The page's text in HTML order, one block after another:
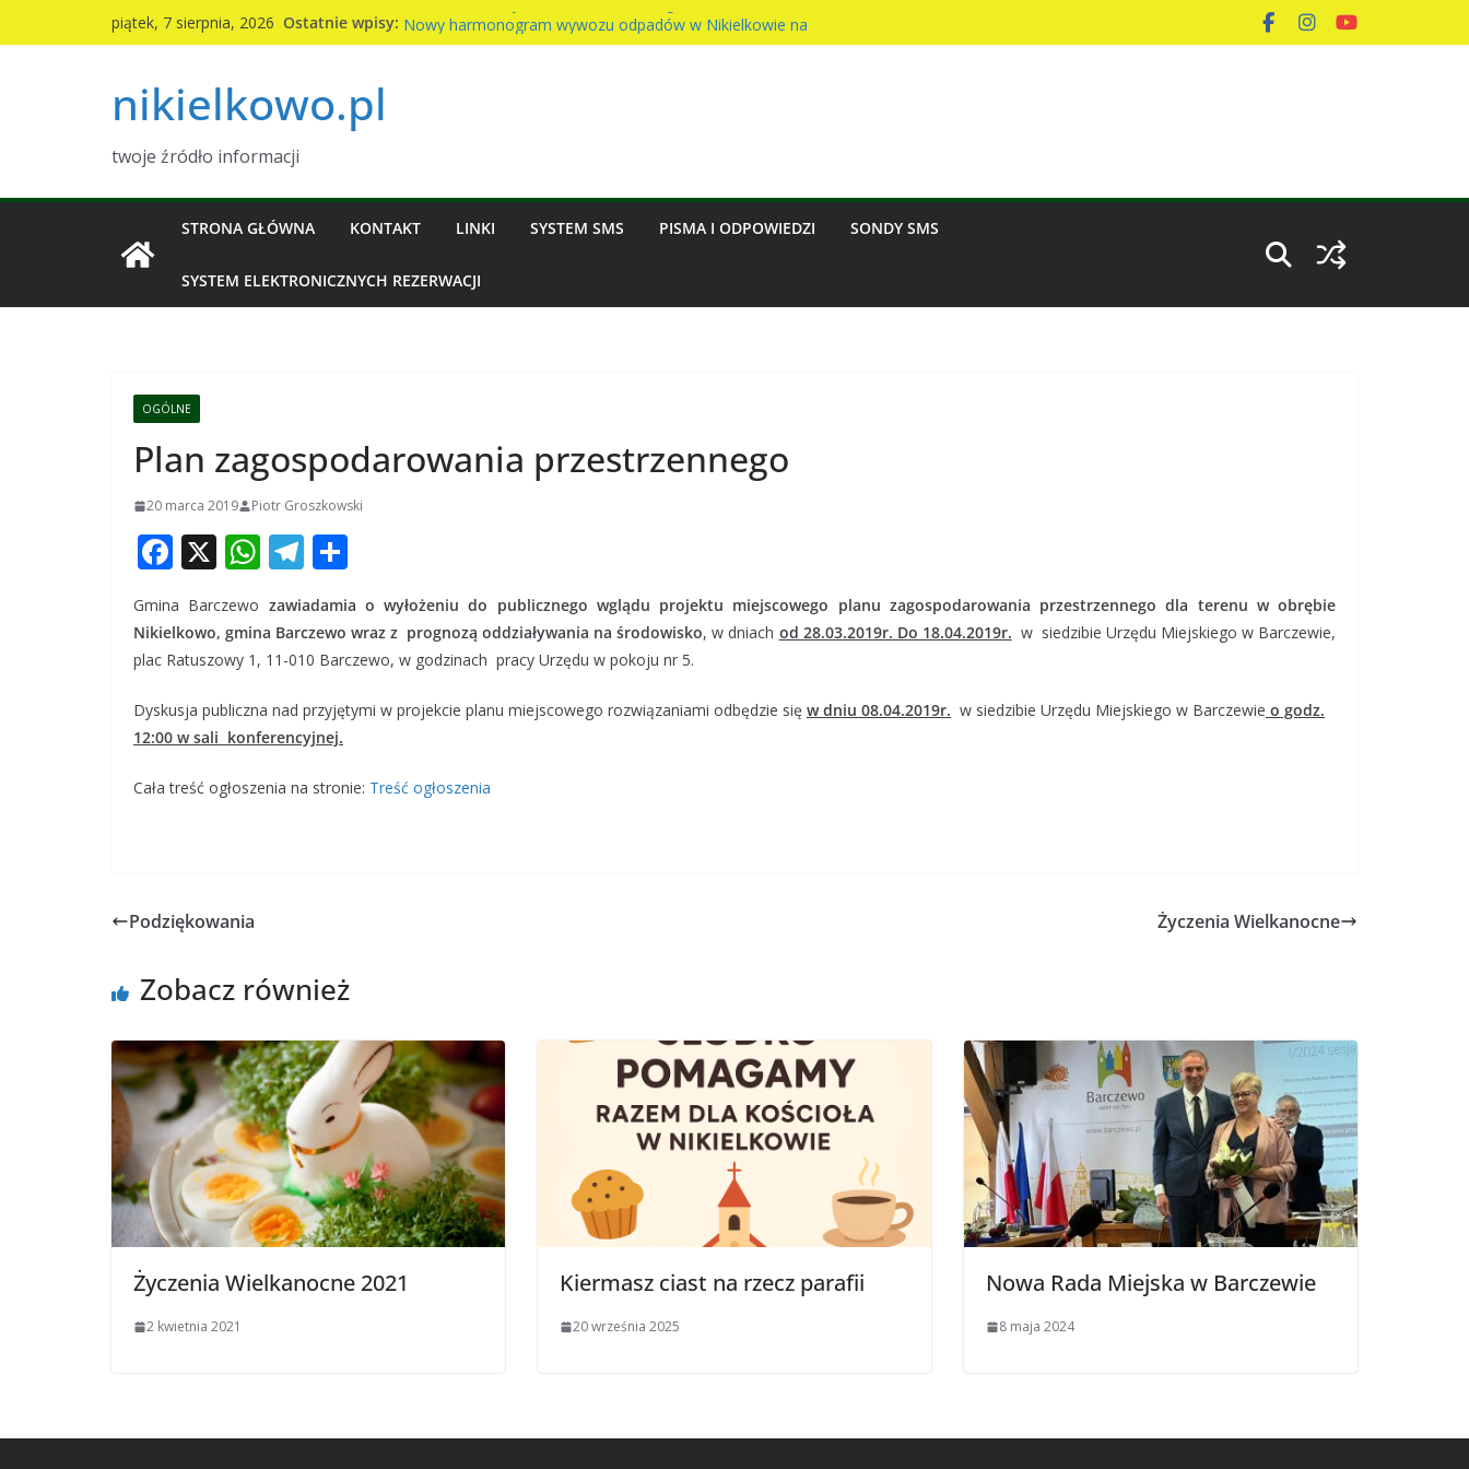
do
piątek, 7 sierpnia, 2026 Ostatnie wpisy: Komunikat Sołtysa – awaria wodociągu
Nowy harmonogram wywozu odpadów w Nikielkowie na
nikielkowo.pl
twoje źródło informacji
STRONA GŁÓWNA KONTAKT LINKI SYSTEM SMS PISMA I ODPOWIEDZI SONDY SMS
SYSTEM ELEKTRONICZNYCH REZERWACJI
OGÓLNE
Plan zagospodarowania przestrzennego
20 marca 2019 Piotr Groszkowski
F
e
b
o
k
X W
at
s
p
p
T
el
e
gr
m
ar
e
Gmina Barczewo zawiadamia o wyłożeniu do publicznego wglądu projektu miejscowego planu zagospodarowania przestrzennego dla terenu w obrębie
Nikielkowo, gmina Barczewo wraz z prognozą oddziaływania na środowisko, w dniach od 28.03.2019r. Do 18.04.2019r. w siedzibie Urzędu Miejskiego w Barczewie,
plac Ratuszowy 1, 11-010 Barczewo, w godzinach pracy Urzędu w pokoju nr 5.
Dyskusja publiczna nad przyjętymi w projekcie planu miejscowego rozwiązaniami odbędzie się w dniu 08.04.2019r. w siedzibie Urzędu Miejskiego w Barczewie o godz.
12:00 w sali konferencyjnej.
Cała treść ogłoszenia na stronie: Treść ogłoszenia
Podziękowania Życzenia Wielkanocne
Zobacz również
Życzenia Wielkanocne 2021
2 kwietnia 2021
Kiermasz ciast na rzecz parafii
20 września 2025
Nowa Rada Miejska w Barczewie
8 maja 2024